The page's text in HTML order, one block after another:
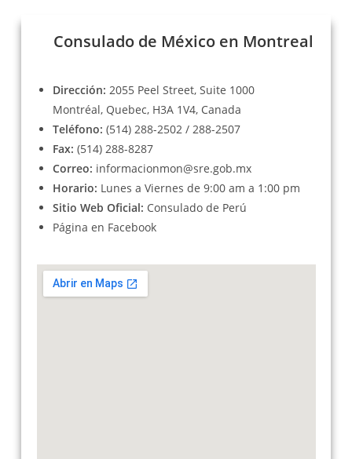
Consulado de México en Montreal
Dirección: 2055 Peel Street, Suite 1000
Montréal, Quebec, H3A 1V4, Canada
Teléfono: (514) 288-2502 / 288-2507
Fax: (514) 288-8287
Correo: informacionmon@sre.gob.mx
Horario: Lunes a Viernes de 9:00 am a 1:00 pm
Sitio Web Oficial: Consulado de Perú
Página en Facebook